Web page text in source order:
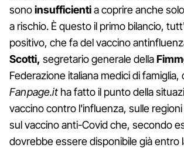
sonoinsufficientia coprire anche
a rischio. È questo il primo bilancio,
positivo, che fa del vaccino
Scotti, segretario generale della
Federazione italiana medici di famiglia,
Fanpage.itha fatto il punto della
vaccino contro l'influenza, sulle
sul vaccino anti-Covid che, secondo
dovrebbe essere disponibile già entro